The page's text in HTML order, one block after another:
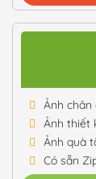
Ảnh
Ảnh thiết
Ảnh quà
Có sẵn